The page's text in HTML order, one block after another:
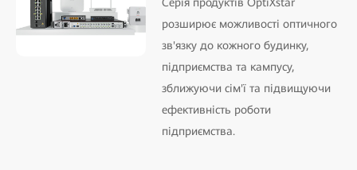
розширює можливості оптичного
зв'язку до кожного будинку,
підприємства та кампусу,
зближуючи сім'ї та підвищуючи
ефективність роботи
підприємства.